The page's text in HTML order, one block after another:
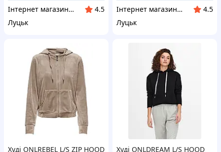
Інтернет магазин LISPO
4.5
Луцьк
Інтернет магазин LISPO
4.5
Луцьк
Худі ONLREBEL L/S ZIP HOOD
Худі ONLDREAM L/S HOOD